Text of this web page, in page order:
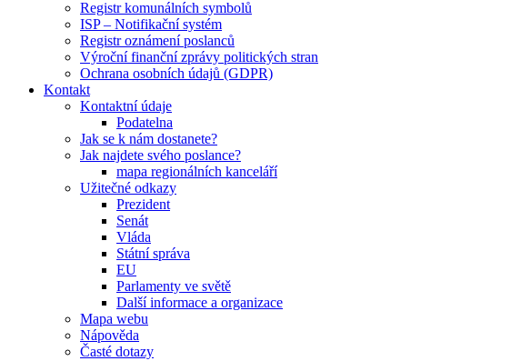
Registr komunálních symbolů
ISP – Notifikační systém
Registr oznámení poslanců
Výroční finanční zprávy politických stran
Ochrana osobních údajů (GDPR)
Kontakt
Kontaktní údaje
Podatelna
Jak se k nám dostanete?
Jak najdete svého poslance?
mapa regionálních kanceláří
Užitečné odkazy
Prezident
Senát
Vláda
Státní správa
EU
Parlamenty ve světě
Další informace a organizace
Mapa webu
Nápověda
Časté dotazy